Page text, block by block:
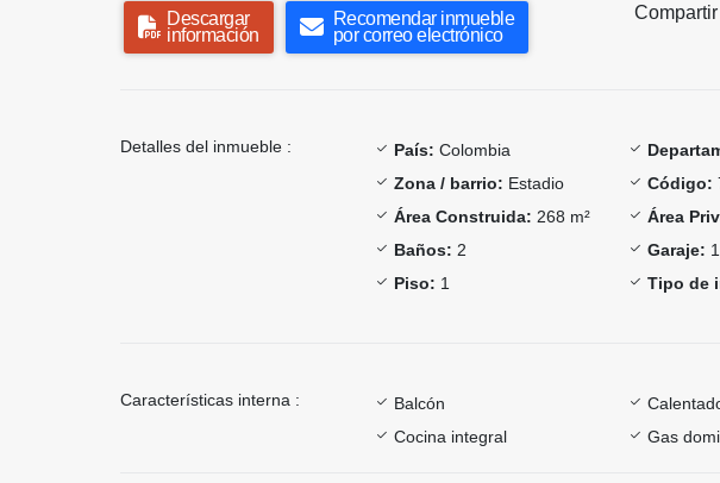
Descargar
información
Recomendar inmueble
por correo electrónico
Compartir
Detalles del inmueble : País: Colombia
Zona / barrio: Estadio Código:
Área Construida: 268 m² Área
Baños: 2 Garaje: 1
Piso: 1 Tipo de
Características interna : Balcón
Cocina integral
Gas